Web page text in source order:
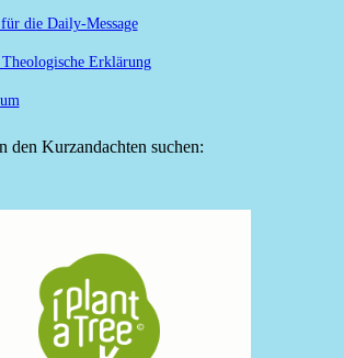
für die Daily-Message
Erklärung
den Kurzandachten suchen: